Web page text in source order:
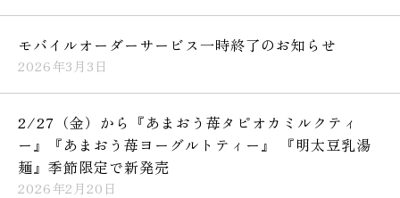
モバイルオーダーサービス一時終了のお知らせ
2026年3月3日
2/27（金）から『あまおう苺タピオカミルクティ
ー』『あまおう苺ヨーグルトティー』 『明太豆乳湯
麺』季節限定で新発売
2026年2月20日